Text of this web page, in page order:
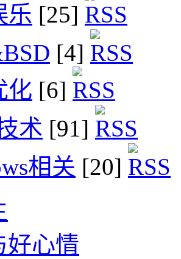
乐 [25]
[4]
化 [6]
术 [91]
相关 [20]
好心情